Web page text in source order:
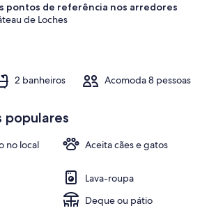
pontos de referência nos arredores
de Loches
2 banheiros Acomoda 8 pessoas
populares
no local
Aceita cães e gatos
Lava-roupa
Deque ou pátio